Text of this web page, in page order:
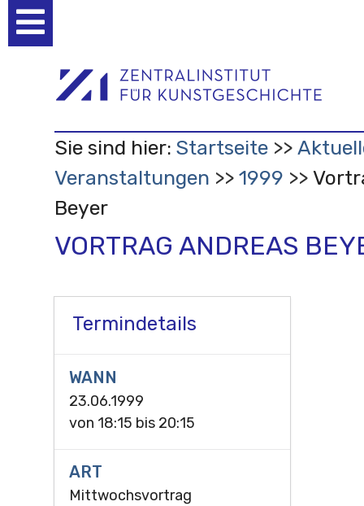
Werkzeuge
Sie sind hier: Startseite
Veranstaltungen
1999
Beyer
VORTRAG ANDREAS
Termindetails
WANN
23.06.1999
von 18:15 bis 20:15
ART
Mittwochsvortrag